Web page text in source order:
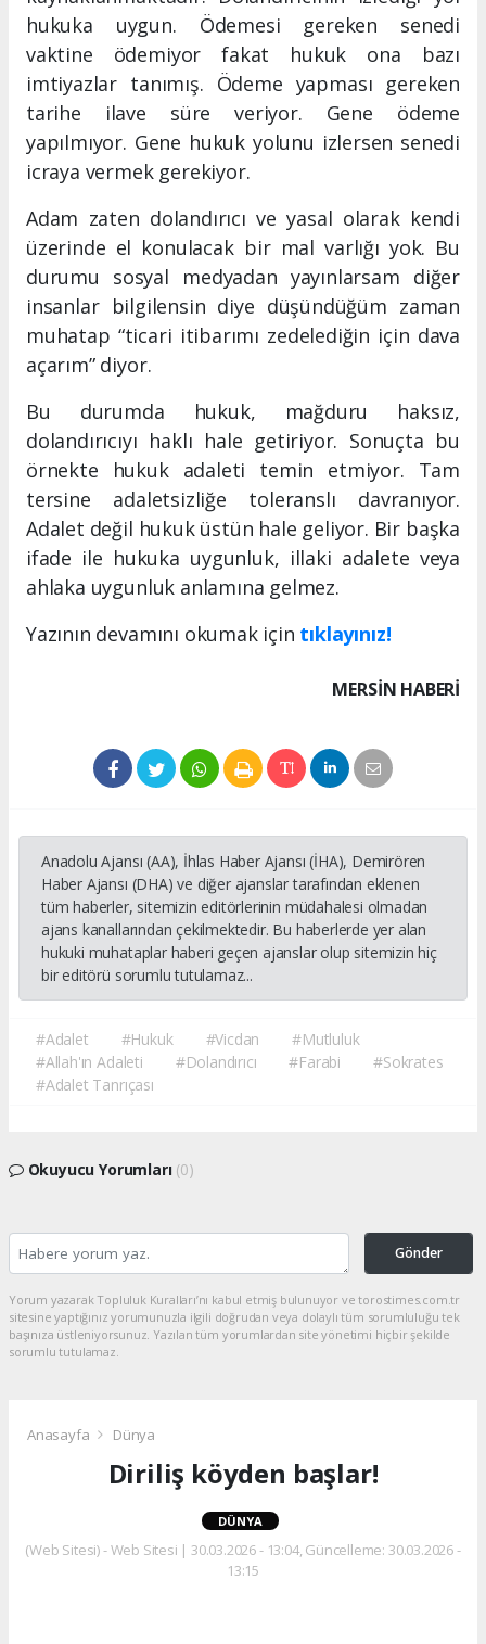
hukuka uygun. Ödemesi gereken senedi
vaktine ödemiyor fakat hukuk ona bazı
imtiyazlar tanımış. Ödeme yapması gereken
tarihe ilave süre veriyor. Gene ödeme
yapılmıyor. Gene hukuk yolunu izlersen senedi
icraya vermek gerekiyor.
Adam zaten dolandırıcı ve yasal olarak kendi
üzerinde el konulacak bir mal varlığı yok. Bu
durumu sosyal medyadan yayınlarsam diğer
insanlar bilgilensin diye düşündüğüm zaman
muhatap “ticari itibarımı zedelediğin için dava
açarım” diyor.
Bu durumda hukuk, mağduru haksız,
dolandırıcıyı haklı hale getiriyor. Sonuçta bu
örnekte hukuk adaleti temin etmiyor. Tam
tersine adaletsizliğe toleranslı davranıyor.
Adalet değil hukuk üstün hale geliyor. Bir başka
ifade ile hukuka uygunluk, illaki adalete veya
ahlaka uygunluk anlamına gelmez.
Yazının devamını okumak için tıklayınız!
MERSIN HABERİ
Anadolu Ajansı (AA), İhlas Haber Ajansı (İHA), Demirören
Haber Ajansı (DHA) ve diğer ajanslar tarafından eklenen
tüm haberler, sitemizin editörlerinin müdahalesi olmadan
ajans kanallarından çekilmektedir. Bu haberlerde yer alan
hukuki muhataplar haberi geçen ajanslar olup sitemizin hiç
bir editörü sorumlu tutulamaz...
#Adalet #Hukuk #Vicdan
#Mutluluk
#Allah'ın Adaleti
#Dolandırıcı #Farabi
#Sokrates
#Adalet Tanrıçası
Okuyucu Yorumları (0)
Gönder
Yorum yazarak Topluluk Kuralları’nı kabul etmiş bulunuyor ve torostimes.com.tr
sitesine yaptığınız yorumunuzla ilgili doğrudan veya dolaylı tüm sorumluluğu tek
başınıza üstleniyorsunuz. Yazılan tüm yorumlardan site yönetimi hiçbir şekilde
sorumlu tutulamaz.
Anasayfa Dünya
Diriliş köyden başlar!
DÜNYA
(Web Sitesi) - Web Sitesi | 30.03.2026 - 13:04, Güncelleme: 30.03.2026 -
13:15